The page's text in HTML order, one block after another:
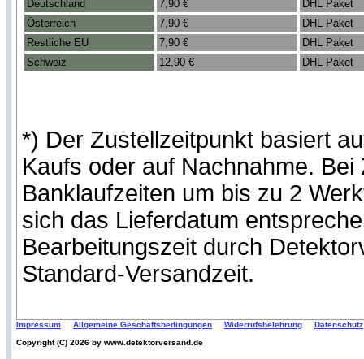
Deutschland 7,90 €
DHL Paket
Österreich
7,90 €
DHL Paket
Restliche EU
7,90 €
DHL Paket
Schweiz
12,90 € DHL Paket
*) Der Zustellzeitpunkt basiert
Kaufs oder auf Nachnahme.
Banklaufzeiten um bis zu 2
sich das Lieferdatum
Bearbeitungszeit durch
Standard-Versandzeit.
Impressum Allgemeine Geschäftsbedingungen Widerrufsbelehrung
Datenschutz
Copyright (C) 2026 by www.detektorversand.de